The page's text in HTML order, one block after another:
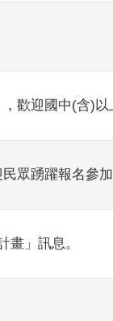
歡迎國中(含)以
眾踴躍報名參加
」訊息。